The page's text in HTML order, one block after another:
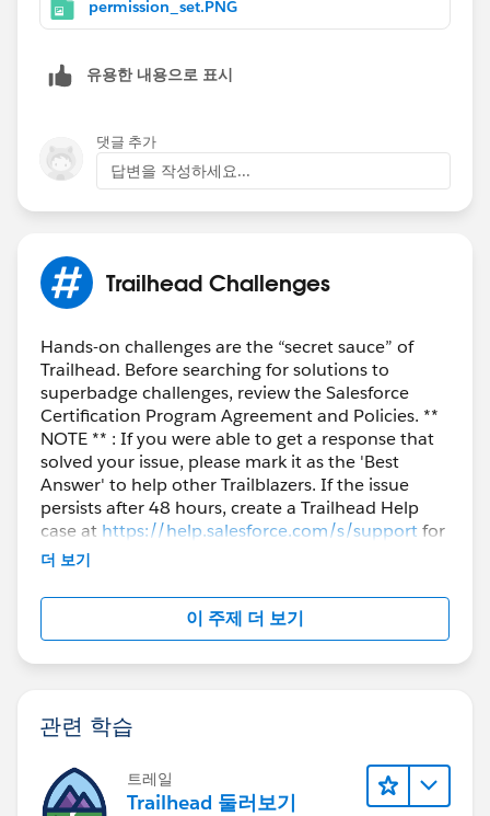
permission_set.PNG
유용한 내용으로 표시
댓글 추가
답변을 작성하세요...
Trailhead Challenges
Hands-on challenges are the “secret sauce” of
Trailhead. Before searching for solutions to
superbadge challenges, review the Salesforce
Certification Program Agreement and Policies. **
NOTE ** : If you were able to get a response that
solved your issue, please mark it as the 'Best
Answer' to help other Trailblazers. If the issue
persists after 48 hours, create a Trailhead Help
case at https://help.salesforce.com/s/supportfor
further assistance.
더 보기
이 주제 더 보기
관련 학습
트레일
Trailhead 둘러보기